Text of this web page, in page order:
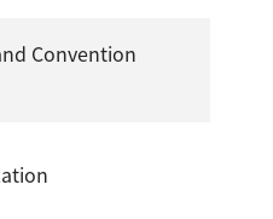
Convention